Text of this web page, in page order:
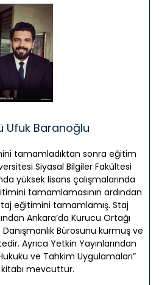
Ufuk Baranoğlu
tamamladıktan sonra eğitim
Siyasal Bilgiler Fakültesi
yüksek lisans çalışmalarında
tamamlamasının ardından
eğitimini tamamlamış. Staj
Ankara’da Kurucu Ortağı
Bürosunu kurmuş ve
Ayrıca Yetkin Yayınlarından
ve Tahkim Uygulamaları”
kitabı mevcuttur.